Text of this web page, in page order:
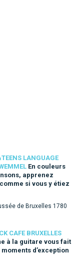
LANGUAGE
En couleurs
apprenez
comme si vous y étiez
de Bruxelles 1780
CAFE BRUXELLES
à la guitare vous fait
d’exception